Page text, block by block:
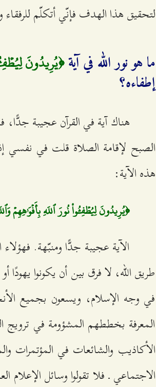
لتحقيق هذا الهدف فإنّي أتكلّم
ما هو نور الله في آية﴿يُرِيدُونَ
إطفاءه؟
هناك آية في القرآن عجيبة
الصبح لإقامة الصلاة قلت في نفسي
هذه الآية:
﴿يُرِيدُونَ لِيُطۡفِ‍ُٔواْ نُورَ ٱللَهِ بِأَفۡوَٰهِهِمۡ
الآية عجيبة جدًّا ومنبّهة. فهؤلاء
طريق الله، لا فرق بين أن يكونوا
في وجه الإسلام، ويسعون بجميع
المعرفة بخططهم المشؤومة في ترويج
الأكاذيب والشائعات في المؤتمرات
الاجتماعي ـ فلا تقولوا وسائل الإعلام